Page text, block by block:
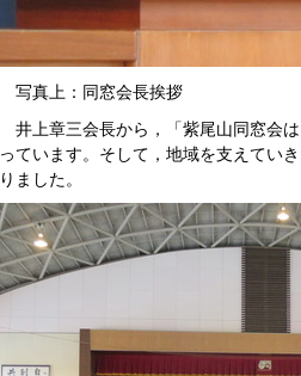
写真上：同窓会長挨拶
井上章三会長から，「紫尾山同窓会
っています。そして，地域を支えてい
りました。